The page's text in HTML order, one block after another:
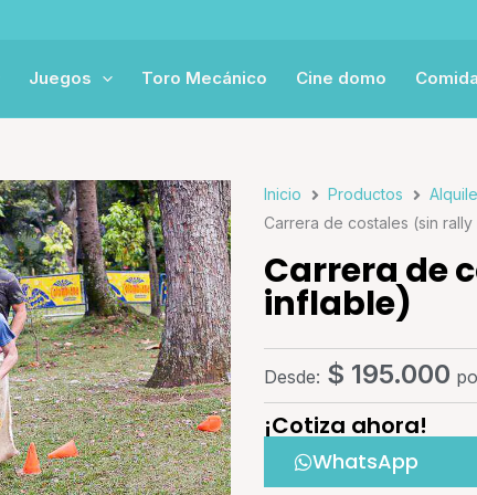
Juegos Toro Mecánico Cine domo
Inicio Productos
Carrera de costales (sin rally
Carrera de
inflable)
Desde: $ 195.000
¡Cotiza ahora!
WhatsApp